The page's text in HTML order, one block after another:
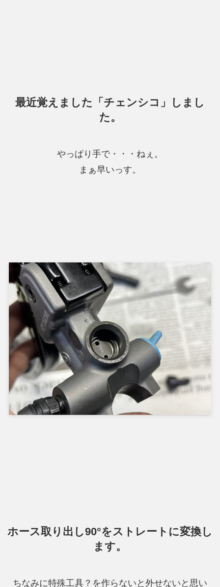
最近覚えました「チェンシコ」しまし
た。
やっぱり手で・・・ねぇ。
まぁ早いっす。
ホース取り出し90°をストレートに変換し
ます。
ちなみに特殊工具？を作らないと外せないと思い